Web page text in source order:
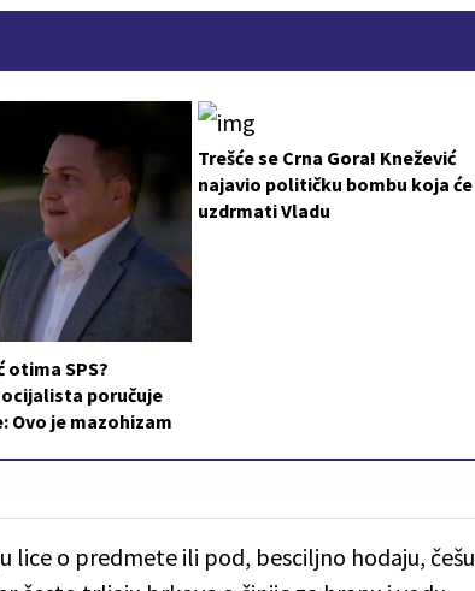
otima SPS?
poručuje
Ovo je mazohizam
Trešće se Crna Gora! Knežević
najavio političku bombu koja će
uzdrmati Vladu
lice o predmete ili pod, besciljno hodaju, češu